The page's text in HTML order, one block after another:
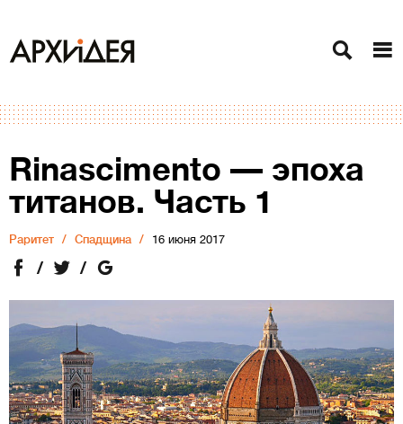
Rinascimento — эпоха
титанов. Часть 1
Раритет Спадщина 16 июня 2017